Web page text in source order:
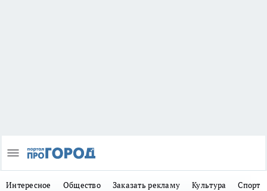
Интересное Общество Заказать рекламу Культура Спорт